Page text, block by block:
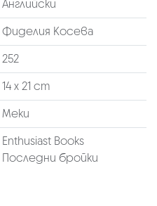
Английски
Фиделия Косева
252
14 х 21 cm
Меки
Enthusiast Books
Последни бройки